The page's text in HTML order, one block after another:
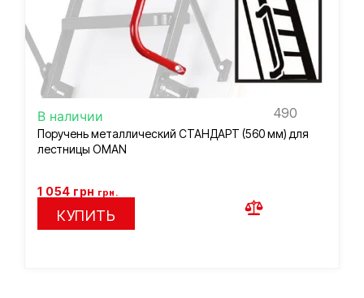
В наличии 490
Поручень металлический СТАНДАРТ (560 мм) для
лестницы OMAN
1 054 грн грн.
КУПИТЬ